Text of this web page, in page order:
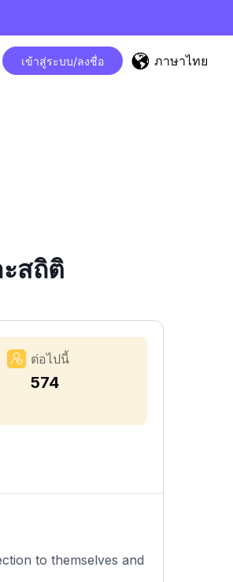
เข้าสู่ระบบ/ลงชื่อ ภาษาไทย
สถิติ
ต่อไปนี้
574
to themselves and